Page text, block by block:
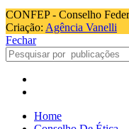
CONFEP - Conselho
Criação: Agência Vanelli
Fechar
Home